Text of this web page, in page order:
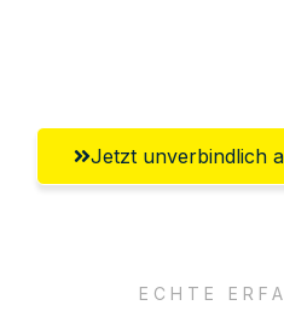
Jetzt unverbindlich
ECHTE